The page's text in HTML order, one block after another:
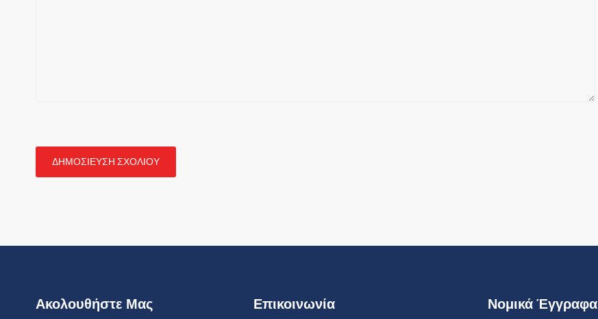
Ακολουθήστε Μας Επικοινωνία Νομικά Έγγραφα